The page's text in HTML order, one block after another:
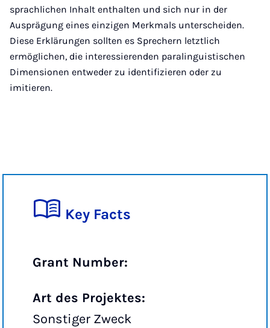
sprachlichen Inhalt enthalten und sich nur in der
Ausprägung eines einzigen Merkmals unterscheiden.
Diese Erklärungen sollten es Sprechern letztlich
ermöglichen, die interessierenden paralinguistischen
Dimensionen entweder zu identifizieren oder zu
imitieren.
Key Facts
Grant Number:
Art des Projektes:
Sonstiger Zweck